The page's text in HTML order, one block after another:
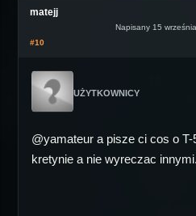
matejj
Napisany 15
#10
UŻYTKOWNICY
@yamateur a pisze ci cos o
kretynie a nie wyreczac innymi.